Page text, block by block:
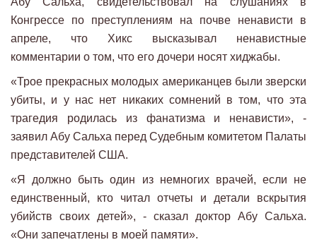
Конгрессе по преступлениям на почве ненависти в
апреле, что Хикс высказывал ненавистные
комментарии о том, что его дочери носят хиджабы.
«Трое прекрасных молодых американцев были зверски
убиты, и у нас нет никаких сомнений в том, что эта
трагедия родилась из фанатизма и ненависти», -
заявил Абу Сальха перед Судебным комитетом Палаты
представителей США.
«Я должно быть один из немногих врачей, если не
единственный, кто читал отчеты и детали вскрытия
убийств своих детей», - сказал доктор Абу Сальха.
«Они запечатлены в моей памяти».